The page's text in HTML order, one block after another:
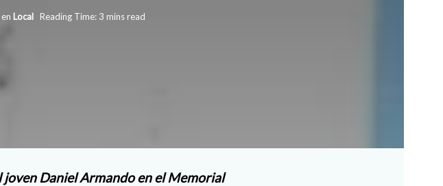
en Local Reading Time: 3 mins read
joven Daniel Armando en el Memorial